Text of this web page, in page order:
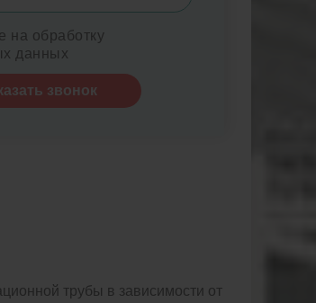
на обработку
данных
звонок
трубы в зависимости от